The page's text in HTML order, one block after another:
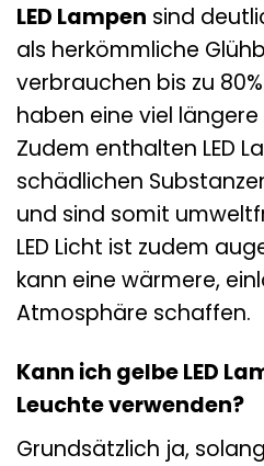
LED Lampen sind
als herkömmliche
verbrauchen bis zu
haben eine viel
Zudem enthalten LED
schädlichen
und sind somit
LED Licht ist zudem
kann eine wärmere,
Atmosphäre schaffen.
Kann ich gelbe LED
Leuchte verwenden?
Grundsätzlich ja,